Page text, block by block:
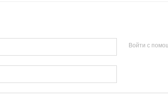
Войти с